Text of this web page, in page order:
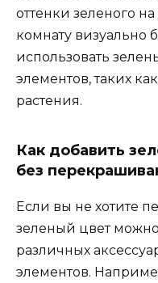
оттенки зеленого на
комнату визуально
использовать
элементов, таких
растения.
Как добавить
без
Если вы не хотите
зеленый цвет
различных
элементов.